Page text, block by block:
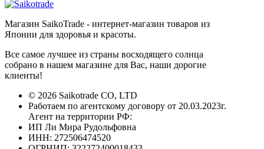
Магазин SaikoTrade - интернет-магазин товаров из
Японии для здоровья и красоты.
Все самое лучшее из страны восходящего солнца
собрано в нашем магазине для Вас, наши дорогие
клиенты!
© 2026 Saikotrade CO, LTD
Работаем по агентскому договору от 20.03.2023г.
Агент на территории РФ:
ИП Ли Мира Рудольфовна
ИНН: 272506474520